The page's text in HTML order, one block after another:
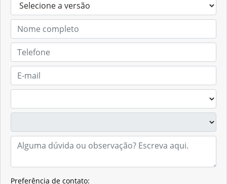
Preferência de contato: